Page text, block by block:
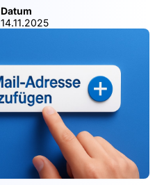
Datum
14.11.2025